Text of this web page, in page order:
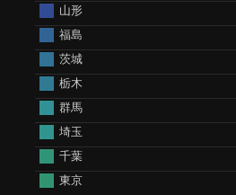
山形
福島
茨城
栃木
群馬
埼玉
千葉
東京